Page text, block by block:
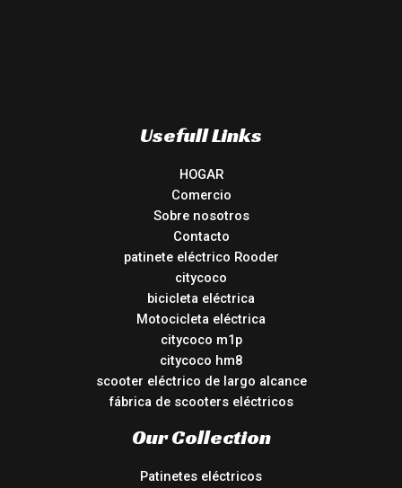
Usefull Links
HOGAR
Comercio
Sobre nosotros
Contacto
patinete eléctrico Rooder
citycoco
bicicleta eléctrica
Motocicleta eléctrica
citycoco m1p
citycoco hm8
scooter eléctrico de largo alcance
fábrica de scooters eléctricos
Our Collection
Patinetes eléctricos